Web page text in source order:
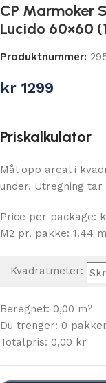
CP Marmoker
Lucido 60×60
Produktnummer:
kr 1299
Priskalkulator
Mål opp areal i
under. Utregning
Price per package:
M2 pr. pakke: 1.44
Kvadratmeter:
Beregnet: 0,00 m2
Du trenger: 0 pakker
Totalpris: 0,00 kr